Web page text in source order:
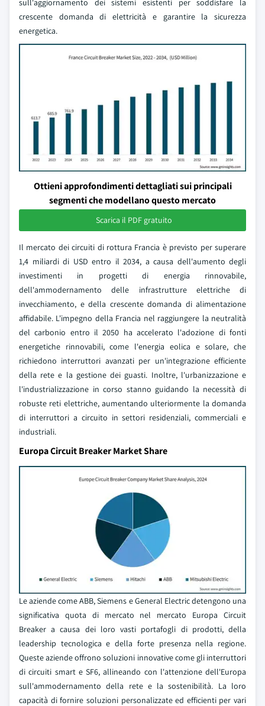
sull'aggiornamento dei sistemi esistenti per soddisfare la
crescente domanda di elettricità e garantire la sicurezza
energetica.
Ottieni approfondimenti dettagliati sui principali
segmenti che modellano questo mercato
Scarica il PDF gratuito
Il mercato dei circuiti di rottura Francia è previsto per superare
1,4 miliardi di USD entro il 2034, a causa dell'aumento degli
investimenti in progetti di energia rinnovabile,
dell'ammodernamento delle infrastrutture elettriche di
invecchiamento, e della crescente domanda di alimentazione
affidabile. L'impegno della Francia nel raggiungere la neutralità
del carbonio entro il 2050 ha accelerato l'adozione di fonti
energetiche rinnovabili, come l'energia eolica e solare, che
richiedono interruttori avanzati per un'integrazione efficiente
della rete e la gestione dei guasti. Inoltre, l'urbanizzazione e
l'industrializzazione in corso stanno guidando la necessità di
robuste reti elettriche, aumentando ulteriormente la domanda
di interruttori a circuito in settori residenziali, commerciali e
industriali.
Europa Circuit Breaker Market Share
Le aziende come ABB, Siemens e General Electric detengono una
significativa quota di mercato nel mercato Europa Circuit
Breaker a causa dei loro vasti portafogli di prodotti, della
leadership tecnologica e della forte presenza nella regione.
Queste aziende offrono soluzioni innovative come gli interruttori
di circuiti smart e SF6, allineando con l'attenzione dell'Europa
sull'ammodernamento della rete e la sostenibilità. La loro
capacità di fornire soluzioni personalizzate ed efficienti per vari